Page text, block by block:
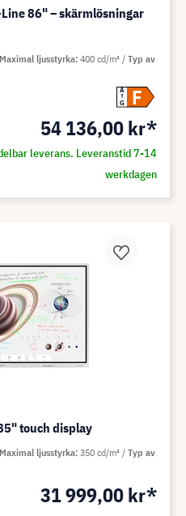
86" – skärmlösningar
A
G
F
54 136,00 kr*
leverans. Leveranstid 7-14
werkdagen
Maximal ljusstyrka 400 cd/m²
Typ av
touch display
31 999,00 kr*
Maximal ljusstyrka 350 cd/m²
Typ av